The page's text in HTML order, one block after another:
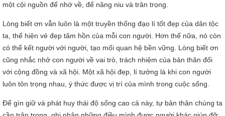
một cội nguồn để nhớ về, để nâng niu và trân trọng.
Lòng biết ơn vẫn luôn là một truyền thống đạo lí tốt đẹp của dân tộc
ta, thể hiện vẻ đẹp tâm hồn của mỗi con người. Hơn thế nữa, nó còn
có thể kết người với người, tạo mối quan hệ bền vững. Lòng biết ơn
cũng nhắc nhở con người về vai trò, trách nhiệm của bản thân đối
với cộng đồng và xã hội. Một xã hội đẹp, lí tưởng là khi con người
luôn tôn trọng nhau, ý thức được vị trí của mình trong cuộc sống.
Để gìn giữ và phát huy thái độ sống cao cả này, tự bản thân chúng ta